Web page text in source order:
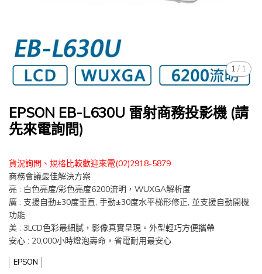
1 / 1
EPSON EB-L630U 雷射商務投影機 (請
先來電詢問)
貨況詢問、規格比較歡迎來電(02)2918-5879
商務會議最佳解決方案
亮 : 白色亮度/彩色亮度6200流明，WUXGA解析度
廣 : 支援自動±30度垂直, 手動±30度水平梯形修正, 並支援自動開機
功能
美 : 3LCD色彩最細膩，影像真實呈現。外型輕巧方便攜帶
安心 : 20,000小時燈泡壽命，省電耐用最安心
EPSON